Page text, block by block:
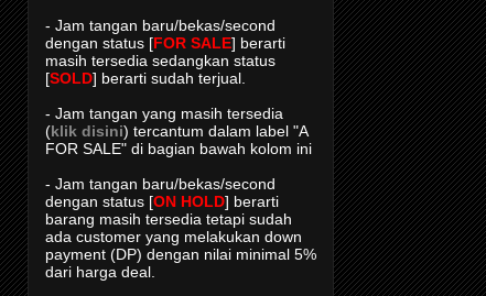
- Jam tangan baru/bekas/second
dengan status [FOR SALE] berarti
masih tersedia sedangkan status
[SOLD] berarti sudah terjual.
- Jam tangan yang masih tersedia
(klik disini) tercantum dalam label "A
FOR SALE" di bagian bawah kolom ini
- Jam tangan baru/bekas/second
dengan status [ON HOLD] berarti
barang masih tersedia tetapi sudah
ada customer yang melakukan down
payment (DP) dengan nilai minimal 5%
dari harga deal.